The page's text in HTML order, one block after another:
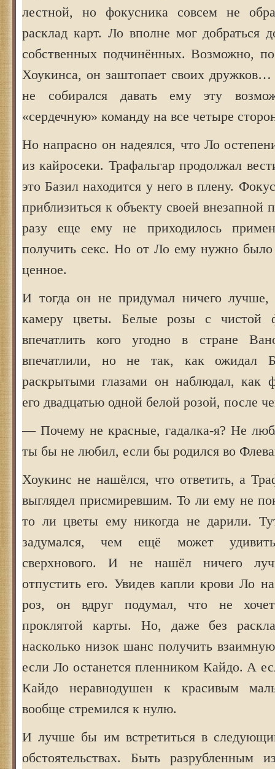
лестной, но фокусника совсем не
расклад карт. Ло вполне мог добраться
собственных подчинённых. Возможно,
Хоукинса, он заштопает своих дружков…
не собирался давать ему эту
«сердечную» команду на все четыре
Но напрасно он надеялся, что Ло
из кайросеки. Трафальгар продолжал
это Базил находится у него в плену.
приблизиться к объекту своей внезапной
разу еще ему не приходилось
получить секс. Но от Ло ему нужно
ценное.
И тогда он не придумал ничего лучше,
камеру цветы. Белые розы с чистой
впечатлить кого угодно в стране
впечатлили, но не так, как ожидал
раскрытыми глазами он наблюдал, как
его двадцатью одной белой розой, после
— Почему не красные, гадалка-я? Не
ты бы не любил, если бы родился во
Хоукинс не нашёлся, что ответить, а
выглядел присмиревшим. То ли ему не
то ли цветы ему никогда не дарили.
задумался, чем ещё может удивить
сверхнового. И не нашёл ничего
отпустить его. Увидев капли крови Ло
роз, он вдруг подумал, что не
проклятой карты. Но, даже без
насколько низок шанс получить
если Ло останется пленником Кайдо. А
Кайдо неравнодушен к красивым
вообще стремился к нулю.
И лучше бы им встретиться в
обстоятельствах. Быть разрубленным